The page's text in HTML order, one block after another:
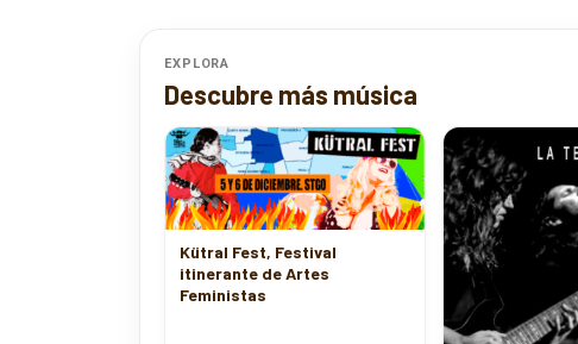
EXPLORA
Descubre más música
Kütral Fest, Festival
itinerante de Artes
Feministas